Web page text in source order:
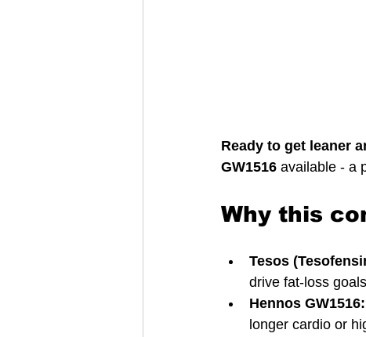
Ready to get leaner
GW1516 available - a
Why this
Tesos
drive fat-loss
Hennos GW1516:
longer cardio or